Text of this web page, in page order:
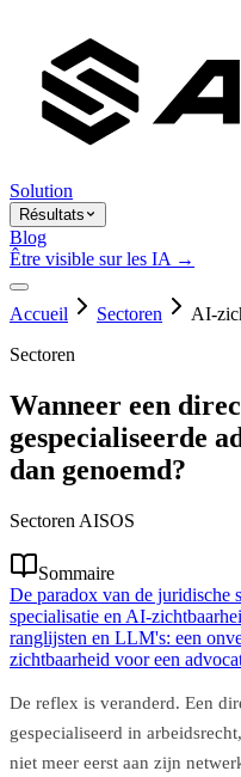
Solution
Résultats
Blog
Être visible sur les IA →
Accueil Sectoren
AI-
Sectoren
Wanneer een
gespecialiseerde
dan genoemd?
Sectoren AISOS
Sommaire
De paradox van de juridische
specialisatie en AI-
ranglijsten en LLM's: een
zichtbaarheid voor een
De reflex is veranderd. Een
gespecialiseerd in
niet meer eerst aan zijn